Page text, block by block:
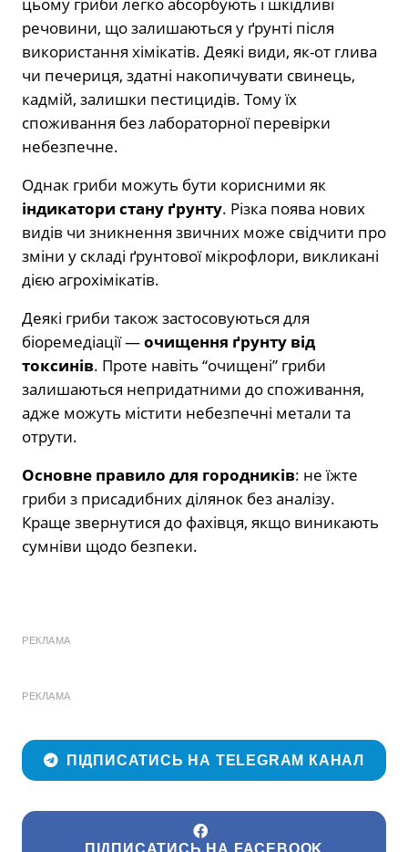
цьому гриби легко абсорбують і шкідливі
речовини, що залишаються у ґрунті після
використання хімікатів. Деякі види, як-от глива
чи печериця, здатні накопичувати свинець,
кадмій, залишки пестицидів. Тому їх
споживання без лабораторної перевірки
небезпечне.
Однак гриби можуть бути корисними як
індикатори стану ґрунту. Різка поява нових
видів чи зникнення звичних може свідчити про
зміни у складі ґрунтової мікрофлори, викликані
дією агрохімікатів.
Деякі гриби також застосовуються для
біоремедіації —очищення ґрунту від
токсинів. Проте навіть “очищені” гриби
залишаються непридатними до споживання,
адже можуть містити небезпечні метали та
отрути.
Основне правило для городників: не їжте
гриби з присадибних ділянок без аналізу.
Краще звернутися до фахівця, якщо виникають
сумніви щодо безпеки.
РЕКЛАМА
РЕКЛАМА
ПІДПИСАТИСЬ НА TELEGRAM КАНАЛ
ПІДПИСАТИСЬ НА FACEBOOK